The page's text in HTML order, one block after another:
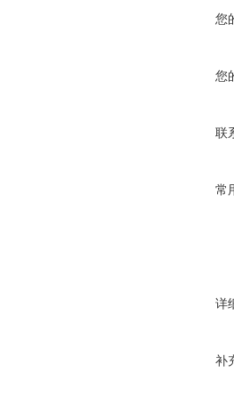
您
您
联
常
详
补